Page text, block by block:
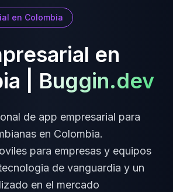
en Colombia
en
Buggin.dev
de app empresarial para
en Colombia.
para empresas y equipos
de vanguardia y un
en el mercado